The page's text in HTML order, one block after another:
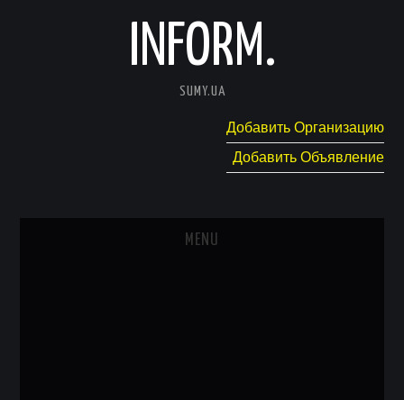
INFORM.
SUMY.UA
Добавить Организацию
Добавить Объявление
MENU